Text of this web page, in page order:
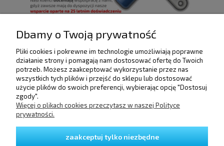
POMOC
DOSTAWA I PŁATNOŚCI
Dbamy o Twoją prywatność
Pliki cookies i pokrewne im technologie umożliwiają poprawne
działanie strony i pomagają nam dostosować ofertę do Twoich
potrzeb. Możesz zaakceptować wykorzystanie przez nas
wszystkich tych plików i przejść do sklepu lub dostosować
użycie plików do swoich preferencji, wybierając opcję "Dostosuj
zgody".
Więcej o plikach cookies przeczytasz w naszej Polityce
prywatności.
zaakceptuj tylko niezbędne